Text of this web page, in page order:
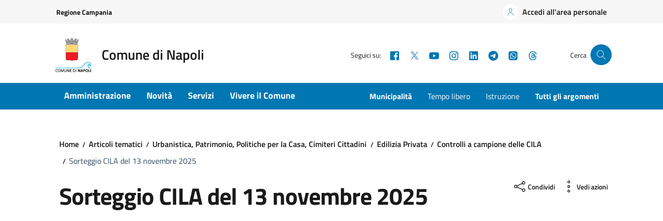
Regione Campania Accedi all'area personale
Comune di Napoli Seguici su: Facebook YouTubeInstagramLinkedInTelegramWhatsApp Cerca
Amministrazione Novità Servizi Vivere il Comune Municipalità Tempo libero Istruzione Tutti gli argomenti
Home Articoli tematici Urbanistica, Patrimonio, Politiche per la Casa, Cimiteri Cittadini Edilizia Privata
Controlli a campione delle CILA
Sorteggio CILA del 13 novembre 2025
Sorteggio CILA del 13 novembre 2025 Condividi Vedi azioni